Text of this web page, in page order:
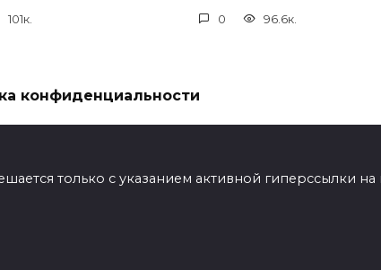
101к. 0 96.6к.
конфиденциальности
только с указанием активной гиперссылки